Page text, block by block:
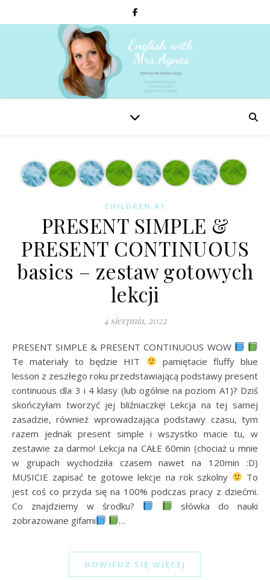
CHILDREN A1
PRESENT SIMPLE &
PRESENT CONTINUOUS
basics – zestaw gotowych
lekcji
4 sierpnia, 2022
PRESENT SIMPLE & PRESENT CONTINUOUS WOW
Te materiały to będzie HIT
pamiętacie fluffy blue
lesson z zeszłego roku przedstawiającą podstawy present
continuous dla 3 i 4 klasy (lub ogólnie na poziom A1)? Dziś
skończyłam tworzyć jej bliźniaczkę! Lekcja na tej samej
zasadzie, również wprowadzająca podstawy czasu, tym
razem jednak present simple i wszystko macie tu, w
zestawie za darmo! Lekcja na CAŁE 60min (chociaż u mnie
w grupach wychodziła czasem nawet na 120min :D)
MUSICIE zapisać te gotowe lekcje na rok szkolny
To
jest coś co przyda się na 100% podczas pracy z dziećmi.
Co znajdziemy w środku?
słówka do nauki
zobrazowane gifami
…
DOWIEDZ SIĘ WIĘCEJ